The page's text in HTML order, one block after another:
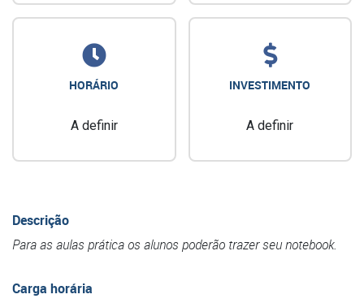
HORÁRIO
A definir
INVESTIMENTO
A definir
Descrição
Para as aulas prática os alunos poderão trazer seu notebook.
Carga horária